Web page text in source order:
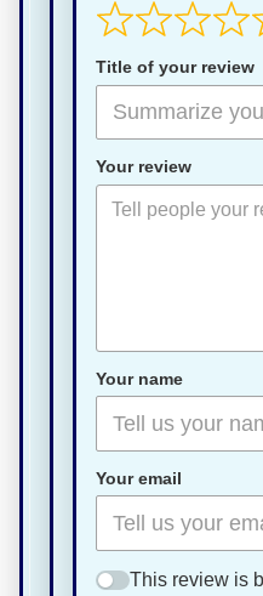
Title of your review
Your review
Your name
Your email
This review is